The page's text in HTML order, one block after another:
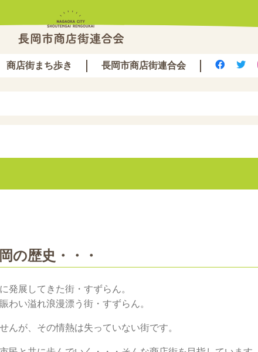
商店街まち歩き 長岡市商店街連合会
の歴史・・・
発展してきた街・すずらん。
わい溢れ浪漫漂う街・すずらん。
んが、その情熱は失っていない街です。